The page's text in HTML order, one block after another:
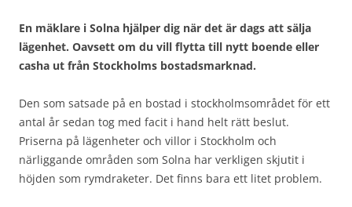
En mäklare i Solna hjälper dig när det är dags att sälja
lägenhet. Oavsett om du vill flytta till nytt boende eller
casha ut från Stockholms bostadsmarknad.
Den som satsade på en bostad i stockholmsområdet för ett
antal år sedan tog med facit i hand helt rätt beslut.
Priserna på lägenheter och villor i Stockholm och
närliggande områden som Solna har verkligen skjutit i
höjden som rymdraketer. Det finns bara ett litet problem.